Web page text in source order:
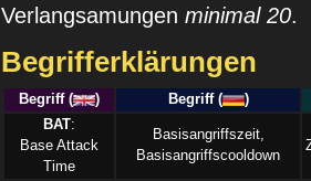
Verlangsamungenminimal 20.
Begrifferklärungen
Begriff ( ) Begriff (
)
BAT:
Base Attack
Time
Basisangriffszeit,
Basisangriffscooldown